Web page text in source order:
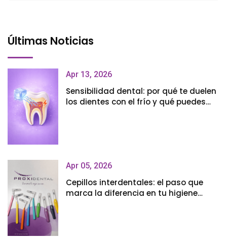
Últimas Noticias
Apr 13, 2026
Sensibilidad dental: por qué te duelen
los dientes con el frío y qué puedes
Apr 05, 2026
Cepillos interdentales: el paso que
marca la diferencia en tu higiene